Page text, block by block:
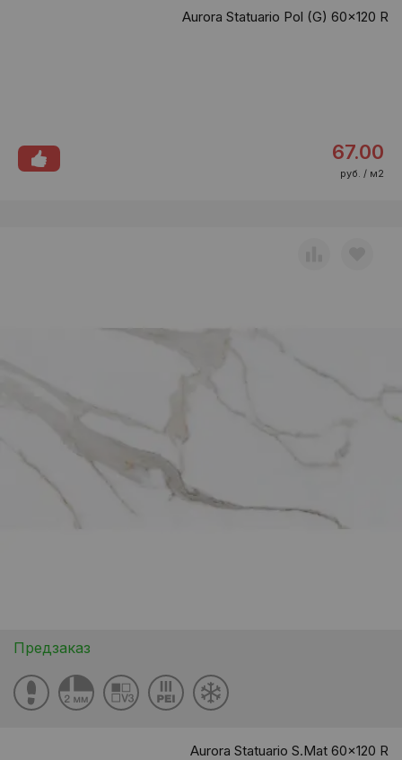
Aurora Statuario Pol (G) 60x120 R
67.00
руб. / м2
Предзаказ
Aurora Statuario S.Mat 60x120 R